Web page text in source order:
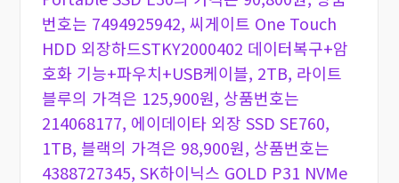
번호는 7494925942, 씨게이트 One Touch
HDD 외장하드STKY2000402 데이터복구+암
호화 기능+파우치+USB케이블, 2TB, 라이트
블루의 가격은 125,900원, 상품번호는
214068177, 에이데이타 외장 SSD SE760,
1TB, 블랙의 가격은 98,900원, 상품번호는
4388727345, SK하이닉스 GOLD P31 NVMe